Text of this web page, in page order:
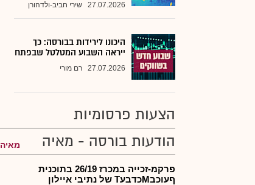
27.07.2026 שירי חביב-ולדהורן
היכונו לירידות בבורסה: כך
ייראה השבוע המטלטל שבפתח
27.07.2026 רם מורי
הצעות פרסומיות
הודעות בורסה - מאיה
מאיה
פרקמ-זכייה במכרז 26/19 בתוכנית
ףעוכבMכדבעT של נתיבי איילון